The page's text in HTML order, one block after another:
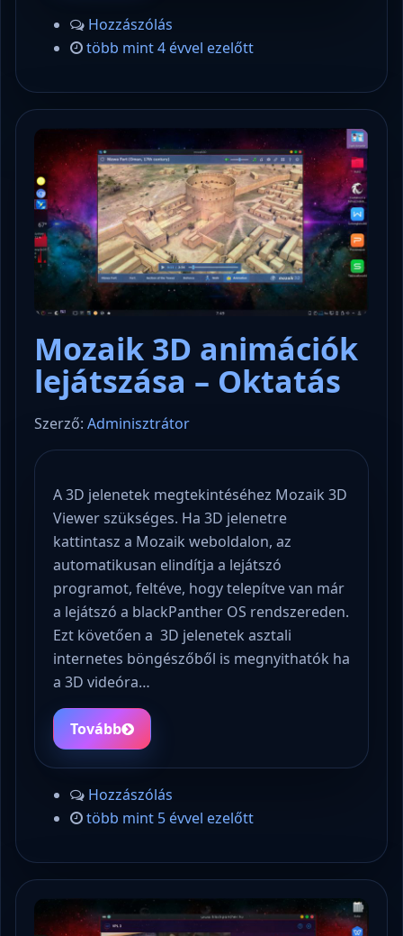
Hozzászólás
több mint 4 évvel ezelőtt
Mozaik 3D animációk
lejátszása – Oktatás
Szerző: Adminisztrátor
A 3D jelenetek megtekintéséhez Mozaik 3D
Viewer szükséges. Ha 3D jelenetre
kattintasz a Mozaik weboldalon, az
automatikusan elindítja a lejátszó
programot, feltéve, hogy telepítve van már
a lejátszó a blackPanther OS rendszereden.
Ezt követően a 3D jelenetek asztali
internetes böngészőből is megnyithatók ha
a 3D videóra…
Tovább
Hozzászólás
több mint 5 évvel ezelőtt